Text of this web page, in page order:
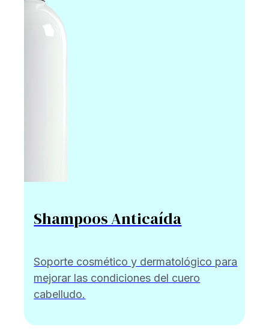
Shampoos Anticaída
Soporte cosmético y dermatológico para
mejorar las condiciones del cuero
cabelludo.